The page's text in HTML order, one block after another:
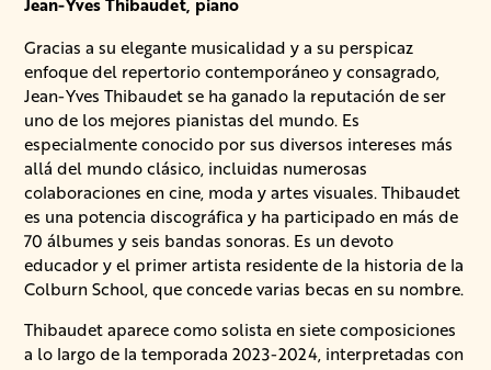
Gracias a su elegante musicalidad y a su perspicaz
enfoque del repertorio contemporáneo y consagrado,
Jean-Yves Thibaudet se ha ganado la reputación de ser
uno de los mejores pianistas del mundo. Es
especialmente conocido por sus diversos intereses más
allá del mundo clásico, incluidas numerosas
colaboraciones en cine, moda y artes visuales. Thibaudet
es una potencia discográfica y ha participado en más de
70 álbumes y seis bandas sonoras. Es un devoto
educador y el primer artista residente de la historia de la
Colburn School, que concede varias becas en su nombre.
Thibaudet aparece como solista en siete composiciones
a lo largo de la temporada 2023-2024, interpretadas con